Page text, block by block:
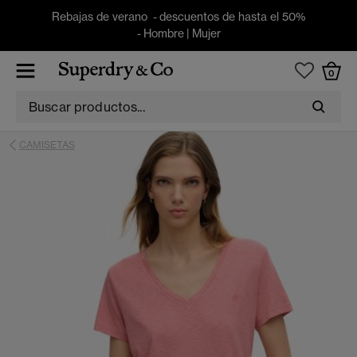
Rebajas de verano - descuentos de hasta el 50%
- Hombre| Mujer
0
CAMISETAS